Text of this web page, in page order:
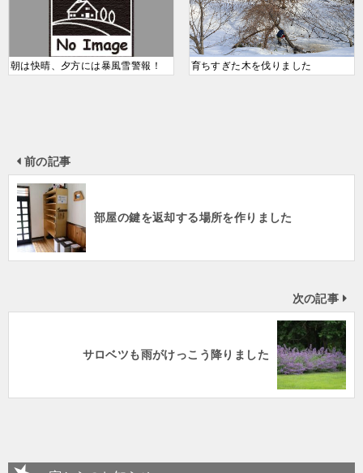
朝は快晴、夕方には暴風雪警報！ 育ちすぎた木を伐りました
前の記事
部屋の鍵を返却する場所を作りました
次の記事
サロベツも雨がけっこう降りました